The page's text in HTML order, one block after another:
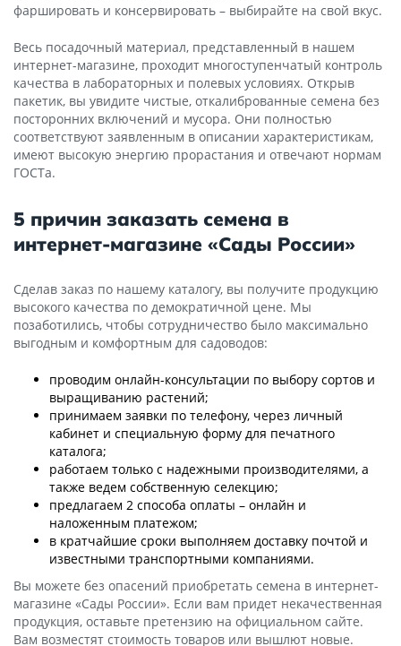
фаршировать и консервировать – выбирайте на свой вкус.
Весь посадочный материал, представленный в нашем
интернет-магазине, проходит многоступенчатый контроль
качества в лабораторных и полевых условиях. Открыв
пакетик, вы увидите чистые, откалиброванные семена без
посторонних включений и мусора. Они полностью
соответствуют заявленным в описании характеристикам,
имеют высокую энергию прорастания и отвечают нормам
ГОСТа.
5 причин заказать семена в
интернет-магазине «Сады России»
Сделав заказ по нашему каталогу, вы получите продукцию
высокого качества по демократичной цене. Мы
позаботились, чтобы сотрудничество было максимально
выгодным и комфортным для садоводов:
проводим онлайн-консультации по выбору сортов и
выращиванию растений;
принимаем заявки по телефону, через личный
кабинет и специальную форму для печатного
каталога;
работаем только с надежными производителями, а
также ведем собственную селекцию;
предлагаем 2 способа оплаты – онлайн и
наложенным платежом;
в кратчайшие сроки выполняем доставку почтой и
известными транспортными компаниями.
Вы можете без опасений приобретать семена в интернет-
магазине «Сады России». Если вам придет некачественная
продукция, оставьте претензию на официальном сайте.
Вам возместят стоимость товаров или вышлют новые.